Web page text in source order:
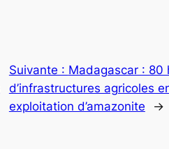
Suivante : Madagascar : 80
d’infrastructures agricoles
exploitation d’amazonite
→